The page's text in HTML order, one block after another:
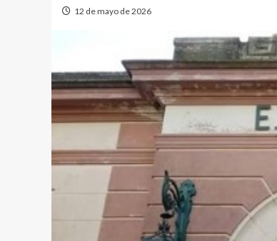
12 de mayo de 2026